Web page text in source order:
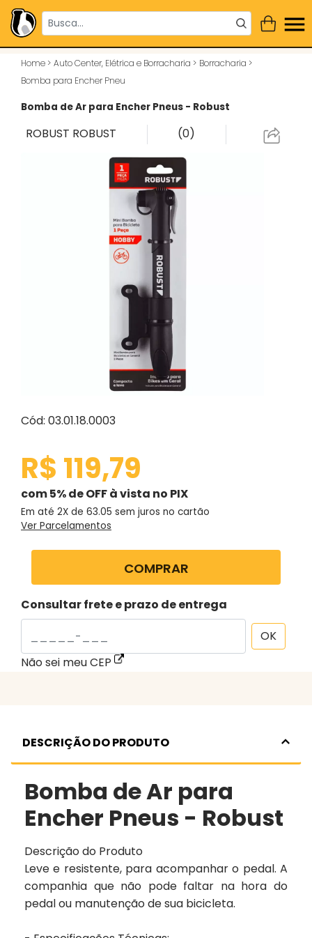
Home > Auto Center, Elétrica e Borracharia > Borracharia >
Bomba para Encher Pneu
Bomba de Ar para Encher Pneus - Robust
ROBUST ROBUST (0)
Cód: 03.01.18.0003
R$ 119,79
com 5% de OFF à vista no PIX
Em até 2X de 63.05 sem juros no cartão
Ver Parcelamentos
COMPRAR
Consultar frete e prazo de entrega
OK
Não sei meu CEP
DESCRIÇÃO DO PRODUTO
Bomba de Ar para
Encher Pneus - Robust
Descrição do Produto
Leve e resistente, para acompanhar o pedal. A
companhia que não pode faltar na hora do
pedal ou manutenção de sua bicicleta.